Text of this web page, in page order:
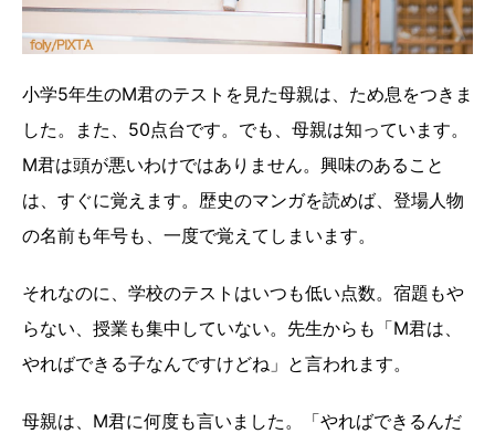
小学5年生のM君のテストを見た母親は、ため息をつきま
した。また、50点台です。でも、母親は知っています。
M君は頭が悪いわけではありません。興味のあること
は、すぐに覚えます。歴史のマンガを読めば、登場人物
の名前も年号も、一度で覚えてしまいます。
それなのに、学校のテストはいつも低い点数。宿題もや
らない、授業も集中していない。先生からも「M君は、
やればできる子なんですけどね」と言われます。
母親は、M君に何度も言いました。「やればできるんだ